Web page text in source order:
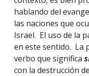
hablando del
las naciones que
Israel.  El uso de la
en este sentido.  La
verbo que significa
con la destrucción